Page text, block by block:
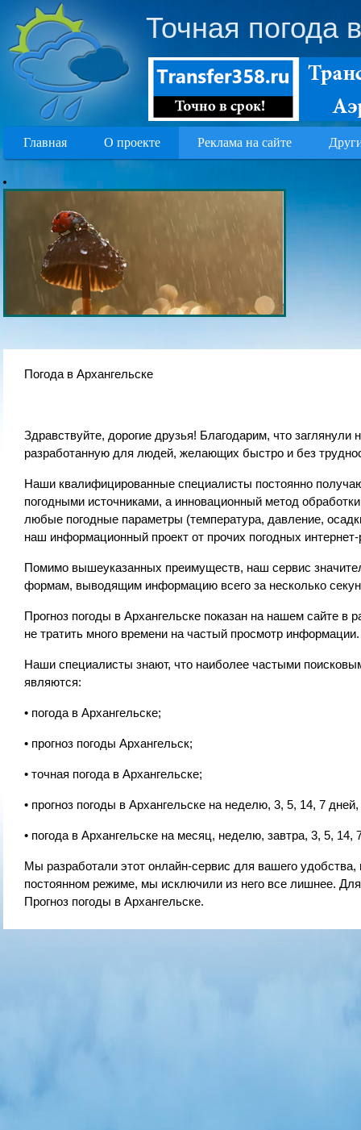
Точная погода
Главная О проекте Реклама на сайте
Погода в Архангельске
Здравствуйте, дорогие друзья! Благодарим, что
разработанную для людей, желающих быстро и без
Наши квалифицированные специалисты постоянно
погодными источниками, а инновационный метод
любые погодные параметры (температура, давление,
наш информационный проект от прочих погодных
Помимо вышеуказанных преимуществ, наш сервис
формам, выводящим информацию всего за несколько
Прогноз погоды в Архангельске показан на нашем сайте
не тратить много времени на частый просмотр информации.
Наши специалисты знают, что наиболее частыми
являются:
• погода в Архангельске;
• прогноз погоды Архангельск;
• точная погода в Архангельске;
• прогноз погоды в Архангельске на неделю, 3, 5, 14, 7
• погода в Архангельске на месяц, неделю, завтра, 3, 5, 14,
Мы разработали этот онлайн-сервис для вашего
постоянном режиме, мы исключили из него все лишнее.
Прогноз погоды в Архангельске.